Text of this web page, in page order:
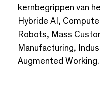
kernbegrippen van
Hybride AI,
Robots, Mass
Manufacturing,
Augmented Working.